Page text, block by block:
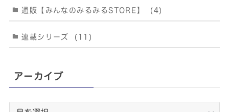
通販【みんなのみるみるSTORE】 (4)
連載シリーズ (11)
アーカイブ
ア